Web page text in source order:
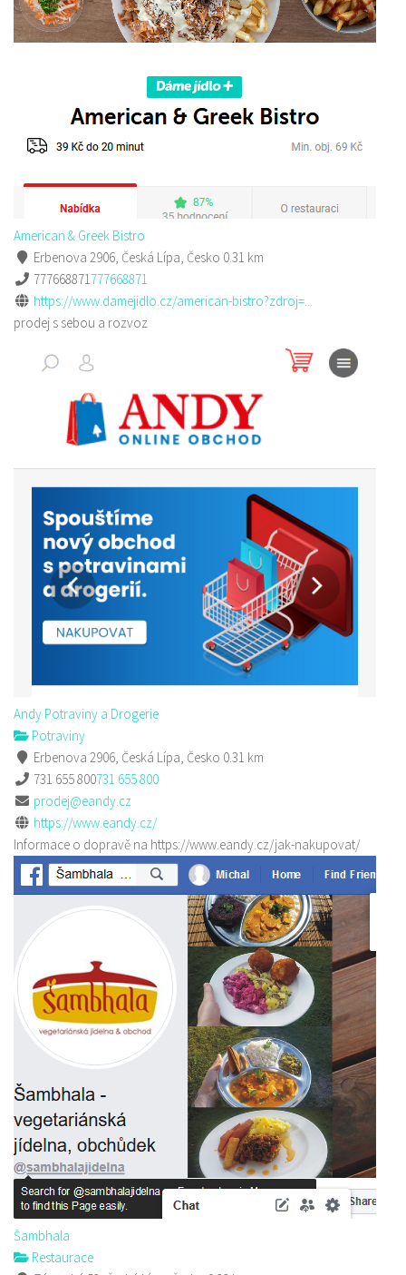
American & Greek Bistro
Erbenova 2906, Česká Lípa, Česko 0.31 km
777668871777668871
https://www.damejidlo.cz/american-bistro?zdroj=...
prodej s sebou a rozvoz
Andy Potraviny a Drogerie
Potraviny
Erbenova 2906, Česká Lípa, Česko 0.31 km
731 655 800731 655 800
prodej@eandy.cz
https://www.eandy.cz/
Informace o dopravě na https://www.eandy.cz/jak-nakupovat/
Šambhala
Restaurace